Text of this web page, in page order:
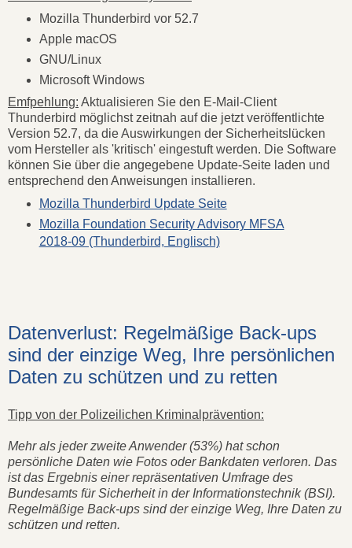
Mozilla Thunderbird vor 52.7
Apple macOS
GNU/Linux
Microsoft Windows
Emfpehlung: Aktualisieren Sie den E-Mail-Client
Thunderbird möglichst zeitnah auf die jetzt veröffentlichte
Version 52.7, da die Auswirkungen der Sicherheitslücken
vom Hersteller als 'kritisch' eingestuft werden. Die Software
können Sie über die angegebene Update-Seite laden und
entsprechend den Anweisungen installieren.
Mozilla Thunderbird Update Seite
Mozilla Foundation Security Advisory MFSA
2018-09 (Thunderbird, Englisch)
Datenverlust: Regelmäßige Back-ups
sind der einzige Weg, Ihre persönlichen
Daten zu schützen und zu retten
Tipp von der Polizeilichen Kriminalprävention:
Mehr als jeder zweite Anwender (53%) hat schon
persönliche Daten wie Fotos oder Bankdaten verloren. Das
ist das Ergebnis einer repräsentativen Umfrage des
Bundesamts für Sicherheit in der Informationstechnik (BSI).
Regelmäßige Back-ups sind der einzige Weg, Ihre Daten zu
schützen und retten.